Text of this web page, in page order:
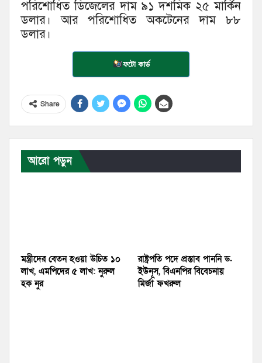
পরিশোধিত ডিজেলের দাম ৯১ দশমিক ২৫ মার্কিন
ডলার। আর পরিশোধিত অকটেনের দাম ৮৮
ডলার।
ফটো কার্ড
Share
আরো পড়ুন
মন্ত্রীদের বেতন হওয়া উচিত ১০
লাখ, এমপিদের ৫ লাখ: নুরুল
হক নুর
রাষ্ট্রপতি পদে প্রস্তাব পাননি ড.
ইউনূস, বিএনপির বিবেচনায়
মির্জা ফখরুল